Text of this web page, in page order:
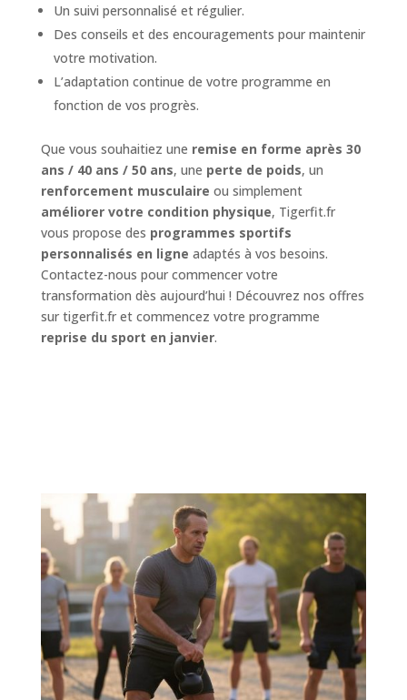
Un suivi personnalisé et régulier.
Des conseils et des encouragements pour maintenir
votre motivation.
L’adaptation continue de votre programme en
fonction de vos progrès.
Que vous souhaitiez une remise en forme après 30
ans / 40 ans / 50 ans, une perte de poids, un
renforcement musculaire ou simplement
améliorer votre condition physique, Tigerfit.fr
vous propose des programmes sportifs
personnalisés en ligne adaptés à vos besoins.
Contactez-nous pour commencer votre
transformation dès aujourd’hui ! Découvrez nos offres
sur tigerfit.fr et commencez votre programme
reprise du sport en janvier.